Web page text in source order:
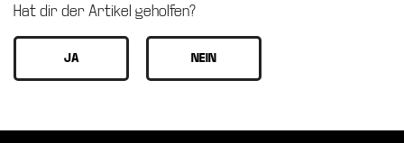
Hat dir der Artikel geholfen?